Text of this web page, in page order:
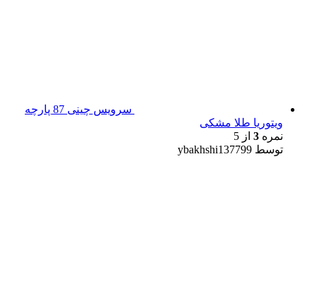
سرویس چینی 87 پارچه
ویتوریا طلا مشکی
نمره 3 از 5
توسط ybakhshi137799